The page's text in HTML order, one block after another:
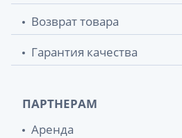
Кружка эсмарха №1
Грелка рез тип б-1 инд уп
Возврат товара
Гарантия качества
ПАРТНЕРАМ
Аренда